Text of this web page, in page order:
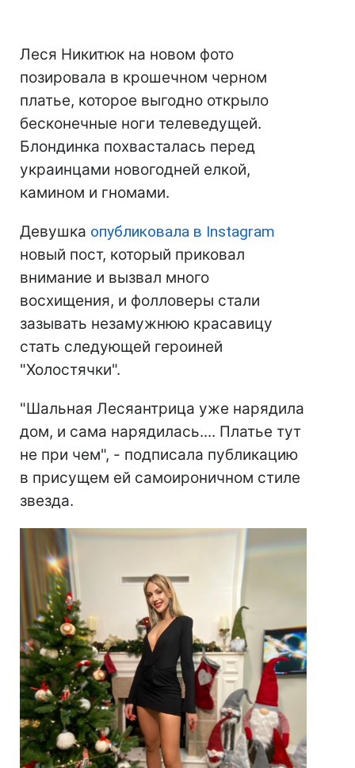
Леся Никитюк на новом фото
позировала в крошечном черном
платье, которое выгодно открыло
бесконечные ноги телеведущей.
Блондинка похвасталась перед
украинцами новогодней елкой,
камином и гномами.
Девушка опубликовала в Instagram
новый пост, который приковал
внимание и вызвал много
восхищения, и фолловеры стали
зазывать незамужнюю красавицу
стать следующей героиней
"Холостячки".
"Шальная Лесяантрица уже нарядила
дом, и сама нарядилась.... Платье тут
не при чем", - подписала публикацию
в присущем ей самоироничном стиле
звезда.